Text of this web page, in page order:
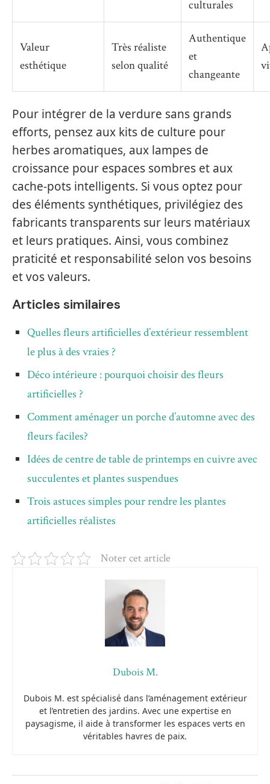
culturales
Valeur
esthétique
Très réaliste
selon qualité
Authentique
et
changeante
Pour intégrer de la verdure sans grands
efforts, pensez aux kits de culture pour
herbes aromatiques, aux lampes de
croissance pour espaces sombres et aux
cache-pots intelligents. Si vous optez pour
des éléments synthétiques, privilégiez des
fabricants transparents sur leurs matériaux
et leurs pratiques. Ainsi, vous combinez
praticité et responsabilité selon vos besoins
et vos valeurs.
Articles similaires
Quelles fleurs artificielles d’extérieur ressemblent
le plus à des vraies ?
Déco intérieure : pourquoi choisir des fleurs
artificielles ?
Comment aménager un porche d’automne avec des
fleurs faciles?
Idées de centre de table de printemps en cuivre avec
succulentes et plantes suspendues
Trois astuces simples pour rendre les plantes
artificielles réalistes
Noter cet article
Dubois M.
Dubois M. est spécialisé dans l’aménagement extérieur
et l’entretien des jardins. Avec une expertise en
paysagisme, il aide à transformer les espaces verts en
véritables havres de paix.